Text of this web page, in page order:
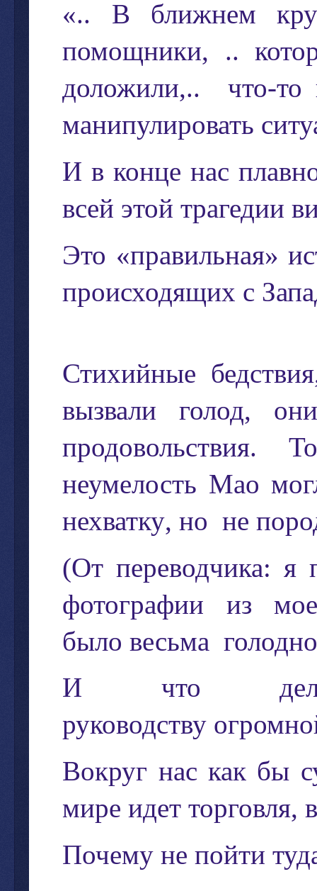
«.. В ближнем
помощники, ..
доложили,.. что-то
манипулировать
И в конце нас
всей этой трагедии
Это «правильная»
происходящих с
Стихийные бедствия
вызвали
голод, они
продовольствия.
неумелость Мао
нехватку,но не
(От переводчика: я
фотографии
из
было весьма
И
что
руководству
Вокруг нас как бы
мире идет торговля,
Почему не пойти